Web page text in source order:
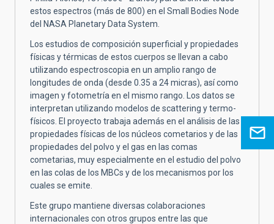
estos espectros (más de 800) en el Small Bodies Node
del NASA Planetary Data System.
Los estudios de composición superficial y propiedades
físicas y térmicas de estos cuerpos se llevan a cabo
utilizando espectroscopia en un amplio rango de
longitudes de onda (desde 0.35 a 24 micras), así como
imagen y fotometría en el mismo rango. Los datos se
interpretan utilizando modelos de scattering y termo-
físicos. El proyecto trabaja además en el análisis de las
propiedades físicas de los núcleos cometarios y de las
propiedades del polvo y el gas en las comas
cometarias, muy especialmente en el estudio del polvo
en las colas de los MBCs y de los mecanismos por los
cuales se emite.
Este grupo mantiene diversas colaboraciones
internacionales con otros grupos entre las que